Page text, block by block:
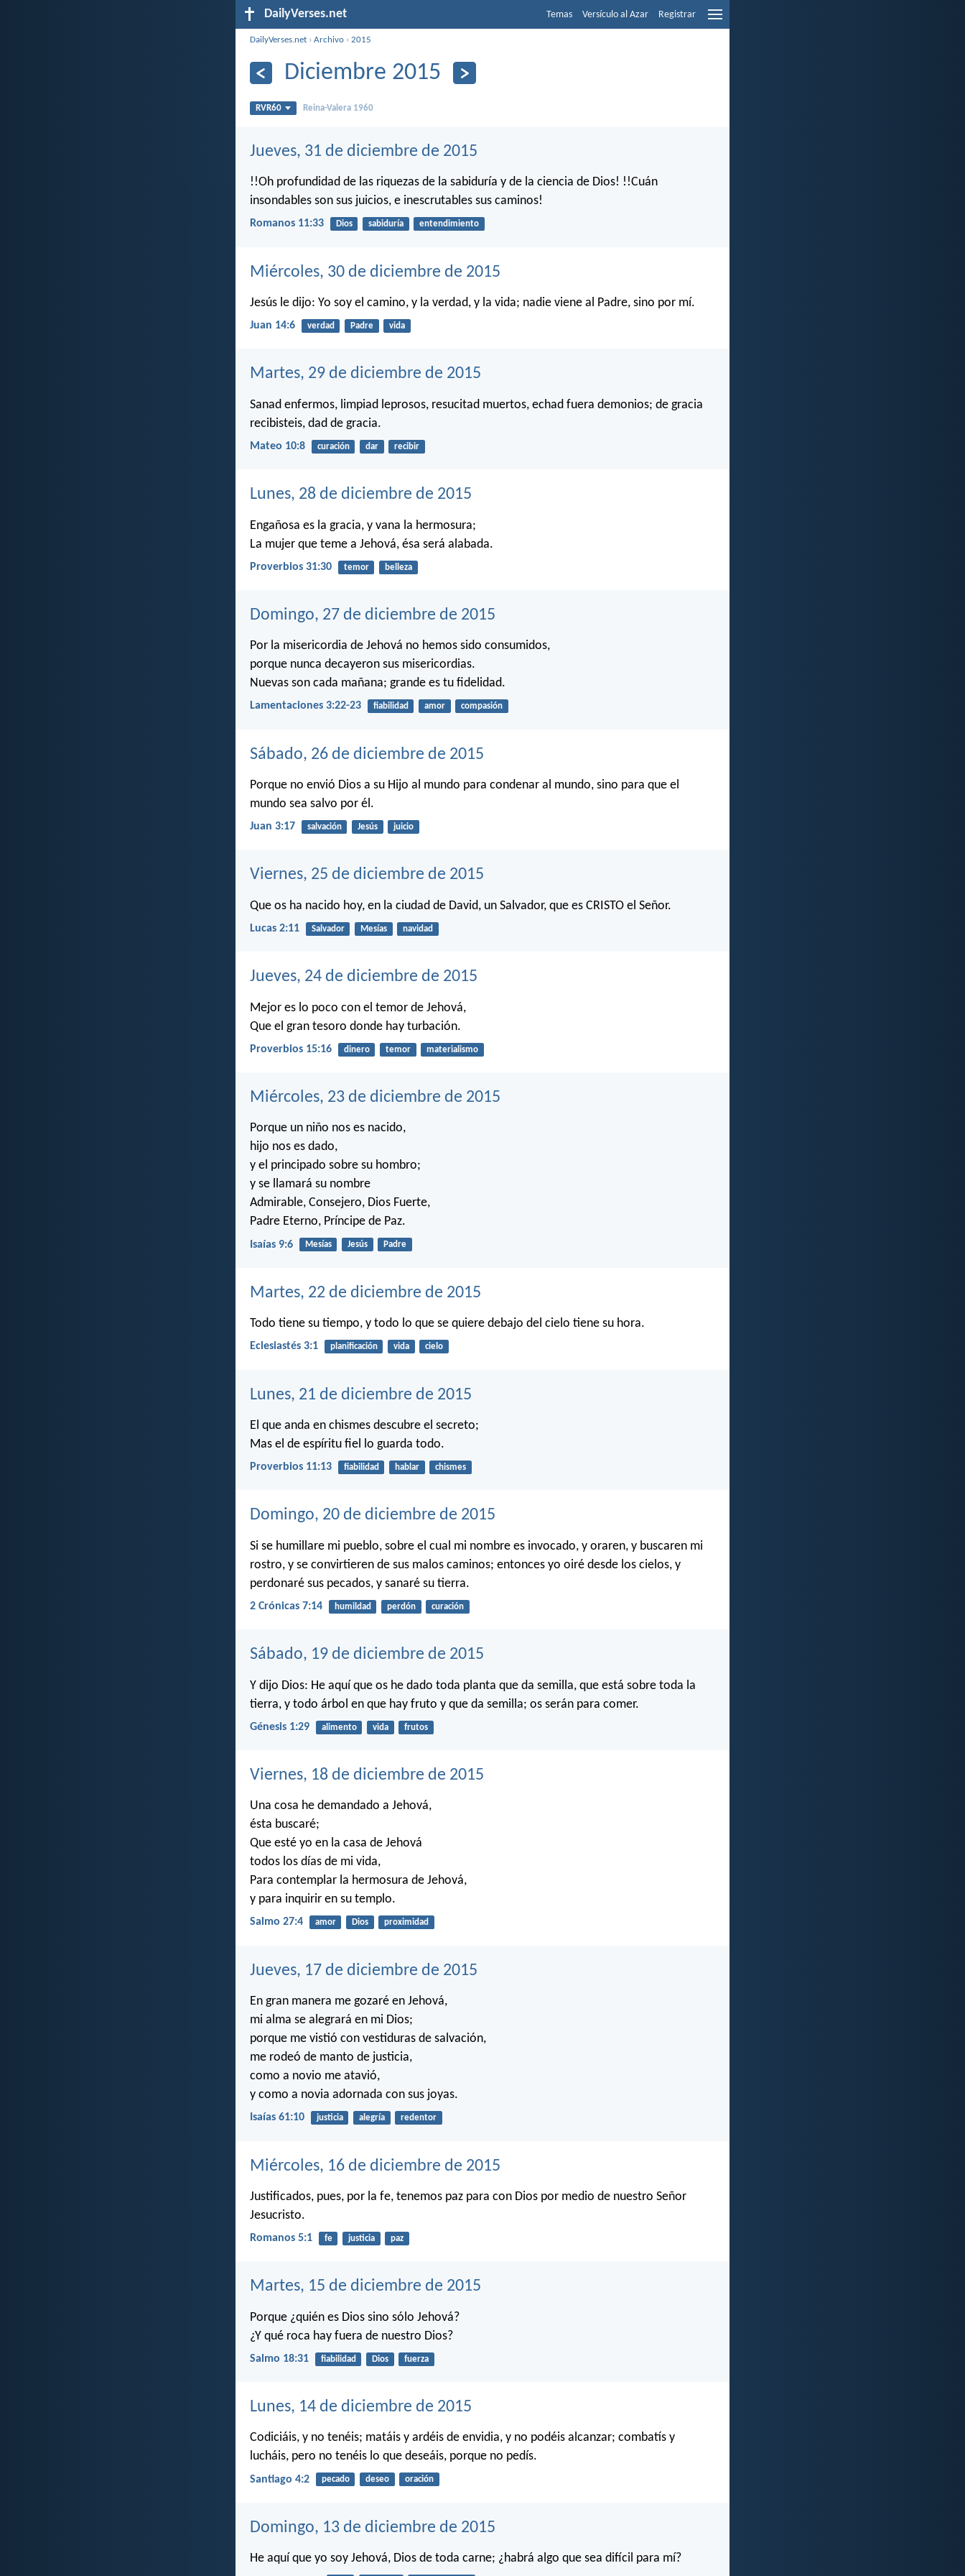
DailyVerses.net Temas Versículo al Azar Registrar
DailyVerses.net ›Archivo ›2015
Diciembre 2015
RVR60 Reina-Valera 1960
Jueves, 31 de diciembre de 2015
!!Oh profundidad de las riquezas de la sabiduría y de la ciencia de Dios! !!Cuán
insondables son sus juicios, e inescrutables sus caminos!
Romanos 11:33 Dios sabiduría entendimiento
Miércoles, 30 de diciembre de 2015
Jesús le dijo: Yo soy el camino, y la verdad, y la vida; nadie viene al Padre, sino por mí.
Juan 14:6 verdad Padre vida
Martes, 29 de diciembre de 2015
Sanad enfermos, limpiad leprosos, resucitad muertos, echad fuera demonios; de gracia
recibisteis, dad de gracia.
Mateo 10:8 curación dar recibir
Lunes, 28 de diciembre de 2015
Engañosa es la gracia, y vana la hermosura;
La mujer que teme a Jehová, ésa será alabada.
Proverbios 31:30 temor belleza
Domingo, 27 de diciembre de 2015
Por la misericordia de Jehová no hemos sido consumidos,
porque nunca decayeron sus misericordias.
Nuevas son cada mañana; grande es tu fidelidad.
Lamentaciones 3:22-23 fiabilidad amor compasión
Sábado, 26 de diciembre de 2015
Porque no envió Dios a su Hijo al mundo para condenar al mundo, sino para que el
mundo sea salvo por él.
Juan 3:17 salvación Jesús juicio
Viernes, 25 de diciembre de 2015
Que os ha nacido hoy, en la ciudad de David, un Salvador, que es CRISTO el Señor.
Lucas 2:11 Salvador Mesías navidad
Jueves, 24 de diciembre de 2015
Mejor es lo poco con el temor de Jehová,
Que el gran tesoro donde hay turbación.
Proverbios 15:16 dinero temor materialismo
Miércoles, 23 de diciembre de 2015
Porque un niño nos es nacido,
hijo nos es dado,
y el principado sobre su hombro;
y se llamará su nombre
Admirable, Consejero, Dios Fuerte,
Padre Eterno, Príncipe de Paz.
Isaías 9:6 Mesías Jesús Padre
Martes, 22 de diciembre de 2015
Todo tiene su tiempo, y todo lo que se quiere debajo del cielo tiene su hora.
Eclesiastés 3:1 planificación vida cielo
Lunes, 21 de diciembre de 2015
El que anda en chismes descubre el secreto;
Mas el de espíritu fiel lo guarda todo.
Proverbios 11:13 fiabilidad hablar chismes
Domingo, 20 de diciembre de 2015
Si se humillare mi pueblo, sobre el cual mi nombre es invocado, y oraren, y buscaren mi
rostro, y se convirtieren de sus malos caminos; entonces yo oiré desde los cielos, y
perdonaré sus pecados, y sanaré su tierra.
2 Crónicas 7:14 humildad perdón curación
Sábado, 19 de diciembre de 2015
Y dijo Dios: He aquí que os he dado toda planta que da semilla, que está sobre toda la
tierra, y todo árbol en que hay fruto y que da semilla; os serán para comer.
Génesis 1:29 alimento vida frutos
Viernes, 18 de diciembre de 2015
Una cosa he demandado a Jehová,
ésta buscaré;
Que esté yo en la casa de Jehová
todos los días de mi vida,
Para contemplar la hermosura de Jehová,
y para inquirir en su templo.
Salmo 27:4 amor Dios proximidad
Jueves, 17 de diciembre de 2015
En gran manera me gozaré en Jehová,
mi alma se alegrará en mi Dios;
porque me vistió con vestiduras de salvación,
me rodeó de manto de justicia,
como a novio me atavió,
y como a novia adornada con sus joyas.
Isaías 61:10 justicia alegría redentor
Miércoles, 16 de diciembre de 2015
Justificados, pues, por la fe, tenemos paz para con Dios por medio de nuestro Señor
Jesucristo.
Romanos 5:1 fe justicia paz
Martes, 15 de diciembre de 2015
Porque ¿quién es Dios sino sólo Jehová?
¿Y qué roca hay fuera de nuestro Dios?
Salmo 18:31 fiabilidad Dios fuerza
Lunes, 14 de diciembre de 2015
Codiciáis, y no tenéis; matáis y ardéis de envidia, y no podéis alcanzar; combatís y
lucháis, pero no tenéis lo que deseáis, porque no pedís.
Santiago 4:2 pecado deseo oración
Domingo, 13 de diciembre de 2015
He aquí que yo soy Jehová, Dios de toda carne; ¿habrá algo que sea difícil para mí?